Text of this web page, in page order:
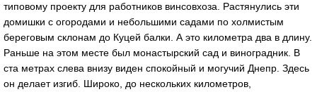
типовому проекту для работников винсовхоза. Растянулись эти
домишки с огородами и небольшими садами по холмистым
береговым склонам до Куцей балки. А это километра два в длину.
Раньше на этом месте был монастырский сад и виноградник. В
ста метрах слева внизу виден спокойный и могучий Днепр. Здесь
он делает изгиб. Широко, до нескольких километров,